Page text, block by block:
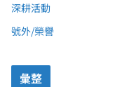
深耕活動
號外/榮譽
彙整